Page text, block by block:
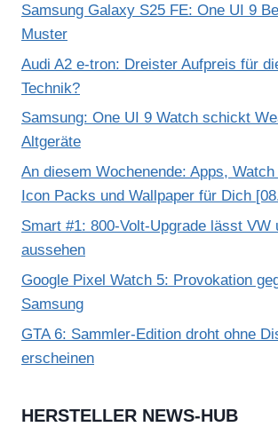
e
n
e
e
Samsung Galaxy S25 FE: One UI 9
Muster
Audi A2 e-tron: Dreister Aufpreis für
Technik?
Samsung: One UI 9 Watch schickt
Altgeräte
An diesem Wochenende: Apps,
Icon Packs und Wallpaper für Dich
Smart #1: 800-Volt-Upgrade lässt VW
aussehen
Google Pixel Watch 5: Provokation
Samsung
GTA 6: Sammler-Edition droht ohne
erscheinen
HERSTELLER NEWS-HUB